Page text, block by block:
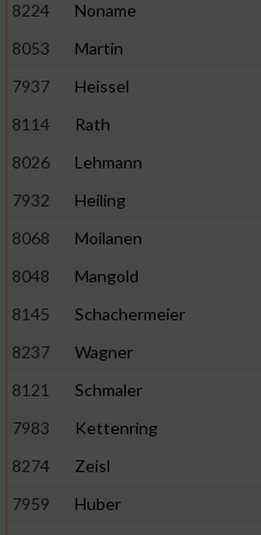
8224
Noname
8053
Martin
7937
Heissel
8114
Rath
8026
Lehmann
7932
Heiling
8068
Moilanen
8048
Mangold
8145
Schachermeier
8237
Wagner
8121
Schmaler
7983
Kettenring
8274
Zeisl
7959
Huber